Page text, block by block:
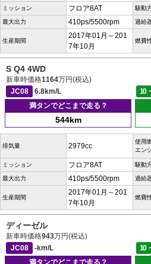
ミッション フロア8AT 駆動
最大出力 410ps/5500rpm 過給
生産期間
2017年01月～201
7年10月
燃費
S Q4 4WD
新車時価格1164万円(税込)
JC08
6.8km/L 10
満タンでどこまで走る？
544km
排気量 2979cc
使用
エン
ミッション フロア8AT 駆動
最大出力 410ps/5500rpm 過給
生産期間
2017年01月～201
7年10月
燃費
ディーゼル
新車時価格943万円(税込)
JC08
-km/L 10